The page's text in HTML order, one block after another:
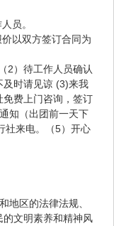
员。
以双方签订合同为
2）待工作人员确认
及时请见谅 (3)来我
费上门咨询，签订
知（出团前一天下
社来电。（5）开心
地区的法律法规、
文明素养和精神风